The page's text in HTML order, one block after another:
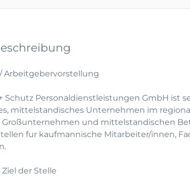
Arbeitgebervorstellung
Schutz Personaldienstleistungen GmbH ist
mittelstandisches Unternehmen im
Großunternehmen und mittelstandischen
fur kaufmannische Mitarbeiter/innen,
der Stelle